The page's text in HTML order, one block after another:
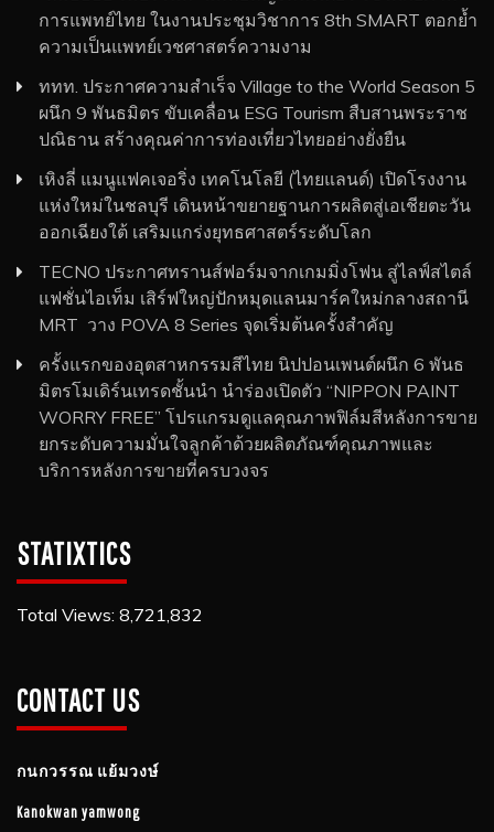
การแพทย์ไทย ในงานประชุมวิชาการ 8th SMART ตอกย้ำ
ความเป็นแพทย์เวชศาสตร์ความงาม
ททท. ประกาศความสำเร็จ Village to the World Season 5
ผนึก 9 พันธมิตร ขับเคลื่อน ESG Tourism สืบสานพระราช
ปณิธาน สร้างคุณค่าการท่องเที่ยวไทยอย่างยั่งยืน
เหิงลี่ แมนูแฟคเจอริ่ง เทคโนโลยี (ไทยแลนด์) เปิดโรงงาน
แห่งใหม่ในชลบุรี เดินหน้าขยายฐานการผลิตสู่เอเชียตะวัน
ออกเฉียงใต้ เสริมแกร่งยุทธศาสตร์ระดับโลก
TECNO ประกาศทรานส์ฟอร์มจากเกมมิ่งโฟน สู่ไลฟ์สไตล์
แฟชั่นไอเท็ม เสิร์ฟใหญ่ปักหมุดแลนมาร์คใหม่กลางสถานี
MRT วาง POVA 8 Series จุดเริ่มต้นครั้งสำคัญ
ครั้งแรกของอุตสาหกรรมสีไทย นิปปอนเพนต์ผนึก 6 พันธ
มิตรโมเดิร์นเทรดชั้นนำ นำร่องเปิดตัว “NIPPON PAINT
WORRY FREE” โปรแกรมดูแลคุณภาพฟิล์มสีหลังการขาย
ยกระดับความมั่นใจลูกค้าด้วยผลิตภัณฑ์คุณภาพและ
บริการหลังการขายที่ครบวงจร
STATIXTICS
Total Views: 8,721,832
CONTACT US
กนกวรรณ​ แย้ม​วงษ์
Kanokwan yamwong